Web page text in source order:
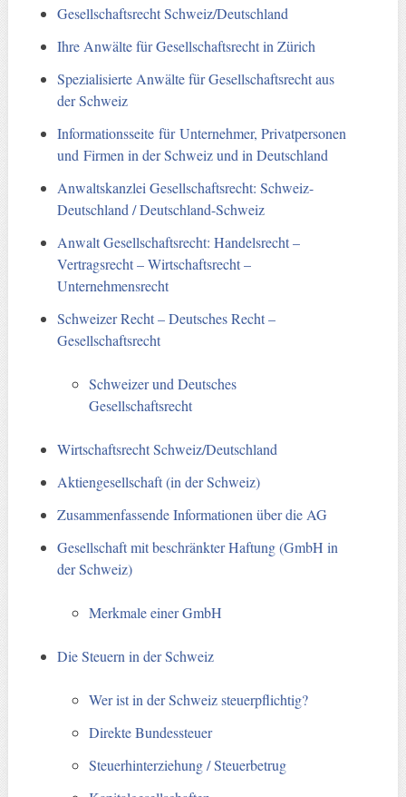
Gesellschaftsrecht Schweiz/Deutschland
Ihre Anwälte für Gesellschaftsrecht in Zürich
Spezialisierte Anwälte für Gesellschaftsrecht aus
der Schweiz
Informationsseite für Unternehmer, Privatpersonen
und Firmen in der Schweiz und in Deutschland
Anwaltskanzlei Gesellschaftsrecht: Schweiz-
Deutschland / Deutschland-Schweiz
Anwalt Gesellschaftsrecht: Handelsrecht –
Vertragsrecht – Wirtschaftsrecht –
Unternehmensrecht
Schweizer Recht – Deutsches Recht –
Gesellschaftsrecht
Schweizer und Deutsches
Gesellschaftsrecht
Wirtschaftsrecht Schweiz/Deutschland
Aktiengesellschaft (in der Schweiz)
Zusammenfassende Informationen über die AG
Gesellschaft mit beschränkter Haftung (GmbH in
der Schweiz)
Merkmale einer GmbH
Die Steuern in der Schweiz
Wer ist in der Schweiz steuerpflichtig?
Direkte Bundessteuer
Steuerhinterziehung / Steuerbetrug